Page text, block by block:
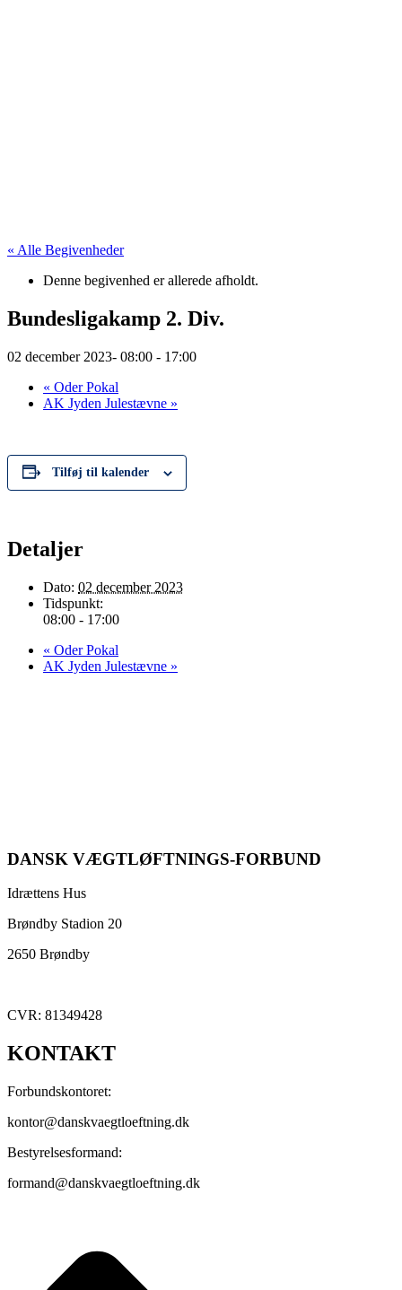
« Alle Begivenheder
Denne begivenhed er allerede afholdt.
Bundesligakamp 2. Div.
02 december 2023- 08:00 - 17:00
« Oder Pokal
AK Jyden Julestævne »
Tilføj til kalender
Detaljer
Dato: 02 december 2023
Tidspunkt:
08:00 - 17:00
« Oder Pokal
AK Jyden Julestævne »
DANSK VÆGTLØFTNINGS-FORBUND
Idrættens Hus
Brøndby Stadion 20
2650 Brøndby
CVR: 81349428
KONTAKT
Forbundskontoret:
kontor@danskvaegtloeftning.dk
Bestyrelsesformand:
formand@danskvaegtloeftning.dk